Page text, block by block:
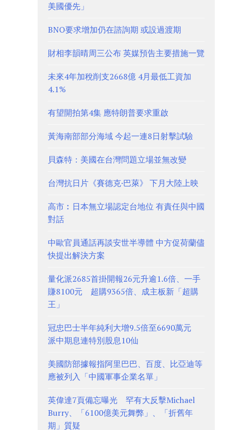
美國優先」
BNO要求增加仍在諮詢期 或設過渡期
財相李韻晴周三公布 英媒預告主要措施一覽
未來4年加稅削支2668億 4月最低工資加
4.1%
有望開拍第4集 應特朗普要求重啟
黃海南部部分海域 今起一連8日射擊試驗
貝森特：美國在台灣問題立場並無改變
台灣抗日片《賽德克·巴萊》 下月大陸上映
高市︰日本無立場認定台地位 有責任與中國
對話
中歐官員通話再談安世半導體 中方促荷蘭儘
快提出解決方案
量化派2685首掛開報26元升逾1.6倍、一手
賺8100元 超購9365倍、成主板新「超購
王」
冠忠巴士半年純利大增9.5倍至6690萬元
派中期息連特別股息10仙
美國防部據報指阿里巴巴、百度、比亞迪等
應被列入「中國軍事企業名單」
英偉達7頁備忘曝光 罕有大反擊Michael
Burry、「6100億美元舞弊」、「折舊年
期」質疑